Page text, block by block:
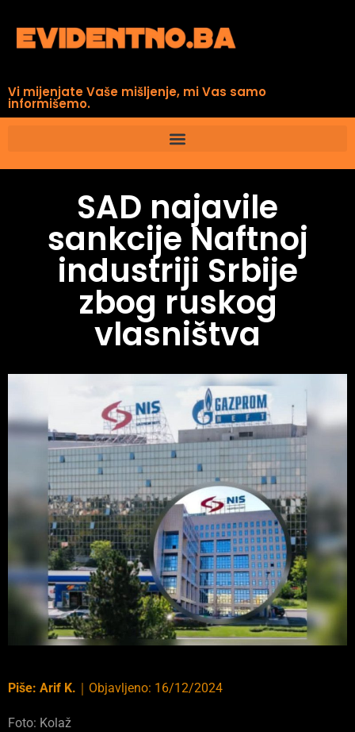
Vi mijenjate Vaše mišljenje, mi Vas samo
informišemo.
SAD najavile
sankcije Naftnoj
industriji Srbije
zbog ruskog
vlasništva
Piše: Arif K. ｜ Objavljeno: 16/12/2024
Foto: Kolaž